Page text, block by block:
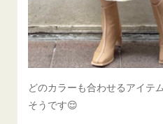
どのカラーも合わせるアイテ
そうです😌